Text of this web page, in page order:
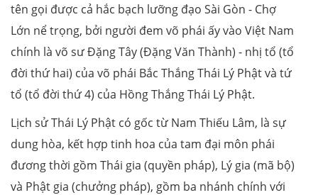
tên gọi được cả hắc bạch lưỡng đạo Sài Gòn - Chợ
Lớn nể trọng, bởi người đem võ phái ấy vào Việt Nam
chính là võ sư Đặng Tây (Đặng Văn Thành) - nhị tổ (tổ
đời thứ hai) của võ phái Bắc Thắng Thái Lý Phật và tứ
tổ (tổ đời thứ 4) của Hồng Thắng Thái Lý Phật.
Lịch sử Thái Lý Phật có gốc từ Nam Thiếu Lâm, là sự
dung hòa, kết hợp tinh hoa của tam đại môn phái
đương thời gồm Thái gia (quyền pháp), Lý gia (mã bộ)
và Phật gia (chưởng pháp), gồm ba nhánh chính với